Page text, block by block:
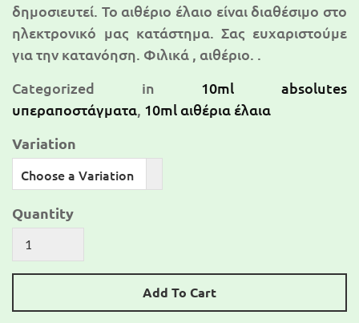
δημοσιευτεί. To αιθέριο έλαιο είναι διαθέσιμο στο
ηλεκτρονικό μας κατάστημα. Σας ευχαριστούμε
για την κατανόηση. Φιλικά , αιθέριο. .
Categorized in 10ml absolutes
υπεραποστάγματα, 10ml αιθέρια έλαια
Variation
Choose a Variation
Quantity
Add To Cart